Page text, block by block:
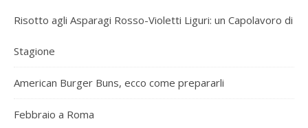
Risotto agli Asparagi Rosso-Violetti Liguri: un Capolavoro di
Stagione
American Burger Buns, ecco come prepararli
Febbraio a Roma